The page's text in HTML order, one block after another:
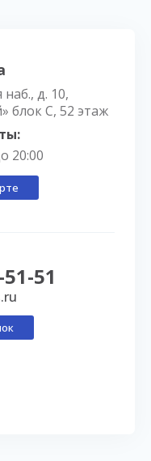
д. 10,
блок С, 52 этаж
20:00
51